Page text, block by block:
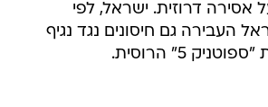
אסירה דרוזית. ישראל, לפי
העבירה גם חיסונים נגד נגיף
5" הרוסית.